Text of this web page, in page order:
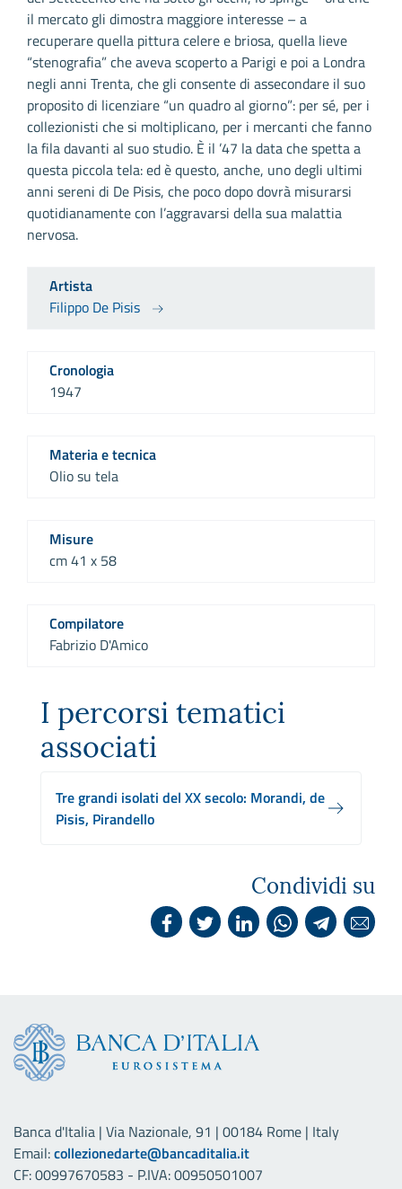
il mercato gli dimostra maggiore interesse – a
recuperare quella pittura celere e briosa, quella lieve
“stenografia” che aveva scoperto a Parigi e poi a Londra
negli anni Trenta, che gli consente di assecondare il suo
proposito di licenziare “un quadro al giorno”: per sé, per i
collezionisti che si moltiplicano, per i mercanti che fanno
la fila davanti al suo studio. È il ’47 la data che spetta a
questa piccola tela: ed è questo, anche, uno degli ultimi
anni sereni di De Pisis, che poco dopo dovrà misurarsi
quotidianamente con l’aggravarsi della sua malattia
nervosa.
Artista
Filippo De Pisis
Cronologia
1947
Materia e tecnica
Olio su tela
Misure
cm 41 x 58
Compilatore
Fabrizio D'Amico
I percorsi tematici
associati
Tre grandi isolati del XX secolo: Morandi, de
Pisis, Pirandello
Condividi su
Banca d'Italia | Via Nazionale, 91 | 00184 Rome | Italy
Email:collezionedarte@bancaditalia.it
CF: 00997670583 - P.IVA: 00950501007